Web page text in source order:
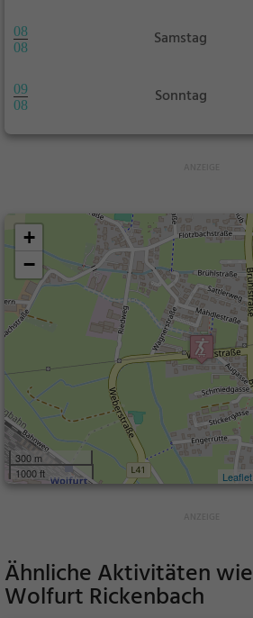
08
08
Samstag
09
08
Sonntag
+
−
300 m
1000 ft
Leaflet
Ähnliche Aktivitäten wie
Wolfurt Rickenbach